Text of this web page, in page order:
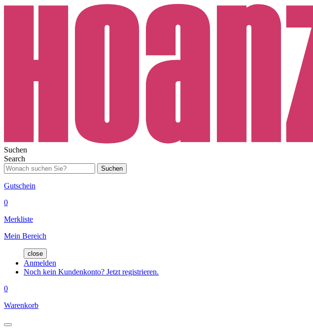
Suchen
Search
Suchen
Gutschein
0
Merkliste
Mein Bereich
close
Anmelden
Noch kein Kundenkonto? Jetzt registrieren.
0
Warenkorb